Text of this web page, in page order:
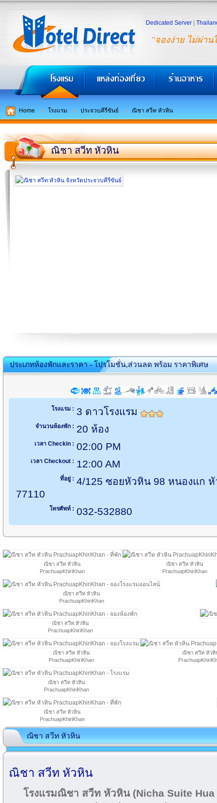
"จองง่าย ไม่ผ่าน
Dedicated Server
Home โรงแรม ประจวบคีรีขันธ์ ณิชา สวีท หัวหิน
ณิชา สวีท หัวหิน
ประเภทห้องพักและราคา - โปรโมชั่น,ส่วนลด พร้อม ราคาพิเศษ
โรงแรม : 3 ดาวโรงแรม
จำนวนห้องพัก : 20 ห้อง
เวลา Checkin : 02:00 PM
เวลา Checkout : 12:00 AM
ที่อยู่ : 4/125 ซอยหัวหิน 98 หนองแก
77110
โทรศัพท์ : 032-532880
ณิชา สวีท หัวหิน
PrachuapKhiriKhan
ณิชา สวีท หัวหิน
PrachuapKhiriKhan
ณิชา สวีท หัวหิน
PrachuapKhiriKhan
ณิชา สวีท หัวหิน
PrachuapKhiriKhan
ณิชา สวีท หัวหิน
PrachuapKhiriKhan
ณิชา สวีท หัวหิ
ณิชา สวีท หัวหิน
PrachuapKhiriKhan
ณิชา สวีท หัวหิน
PrachuapKhiriKhan
ณิชา สวีท หัวหิน
ณิชา สวีท หัวหิน
โรงแรมณิชา สวีท หัวหิน (Nicha Suite Hua